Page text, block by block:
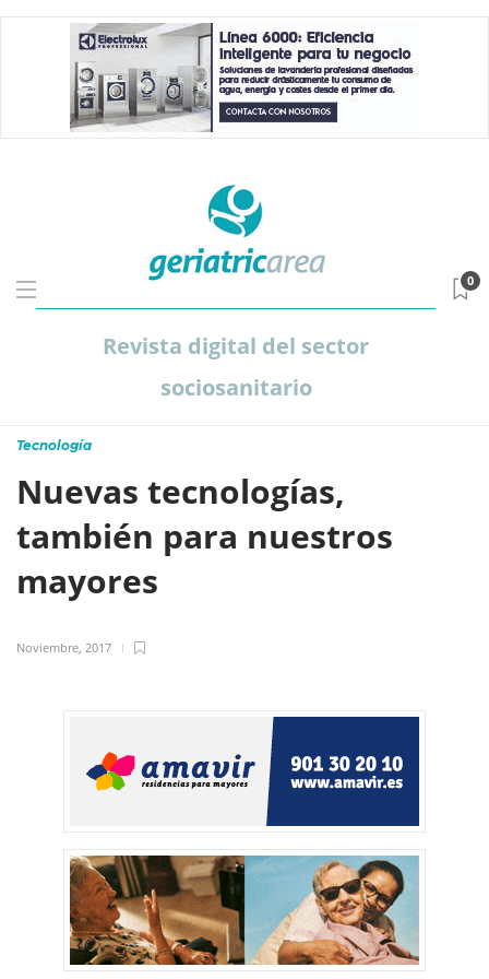
Revista digital del sector
sociosanitario
0
Tecnología
Nuevas tecnologías,
también para nuestros
mayores
Noviembre, 2017